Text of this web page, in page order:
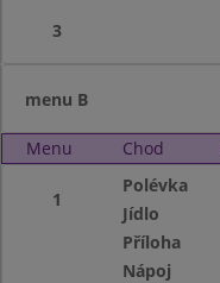
3
menu B
Menu Chod
1
Polévka
Jídlo
Příloha
Nápoj